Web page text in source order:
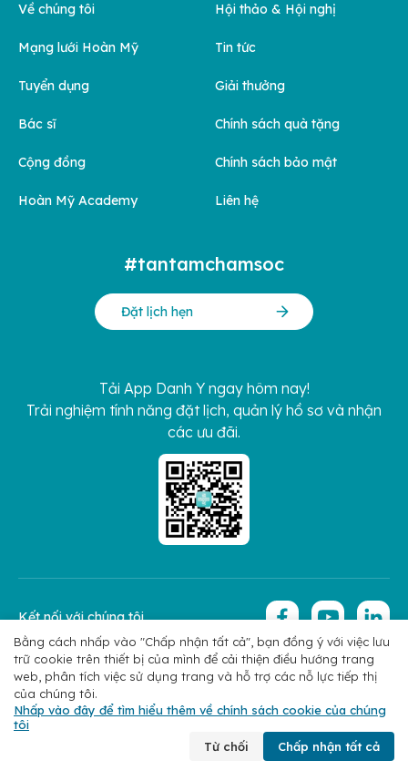
Về chúng tôi
Mạng lưới Hoàn Mỹ
Tuyển dụng
Bác sĩ
Cộng đồng
Hoàn Mỹ Academy
Hội thảo & Hội nghị
Tin tức
Giải thưởng
Chính sách quà tặng
Chính sách bảo mật
Liên hệ
#tantamchamsoc
Đặt lịch hẹn
Tải App Danh Y ngay hôm nay!
Trải nghiệm tính năng đặt lịch, quản lý hồ sơ và nhận
các ưu đãi.
Chính sách bảo mật Copyright 2026 © Hoan My Corporation
Kết nối với chúng tôi
Đặt lịch Liên hệ
Bằng cách nhấp vào "Chấp nhận tất cả", bạn đồng ý với việc lưu
trữ cookie trên thiết bị của mình để cải thiện điều hướng trang
web, phân tích việc sử dụng trang và hỗ trợ các nỗ lực tiếp thị
của chúng tôi.
Nhấp vào đây để tìm hiểu thêm về chính sách cookie của chúng
tôi
Từ chối
Chấp nhận tất cả